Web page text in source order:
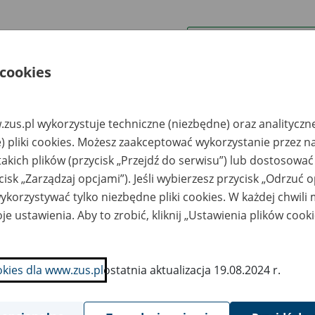
uwagi można przesyłać poprzez
Ukryj wszystkie pozycje bazy
pracy
Miejsce
przechowywania
dokumentów
Nr zespołu akt w
archiwum
państwowym
Daty
i
EPOKA
z o.o. w
z o.o. - Kalisz, ul.
Widok 2A (miejsce
przechowywania
wykorzystuje techniczne (niezbędne) oraz
pliki cookies. Możesz zaakceptować wykorzystanie przez
plików (przycisk „Przejdź do serwisu”) lub
„Zarządzaj opcjami”). Jeśli wybierzesz przycisk „Odrzuć
tylko niezbędne pliki cookies. W każdej chwili
ustawienia. Aby to zrobić, kliknij „Ustawienia plików
dla www.zus.plostatnia aktualizacja 19.08.2024 r.